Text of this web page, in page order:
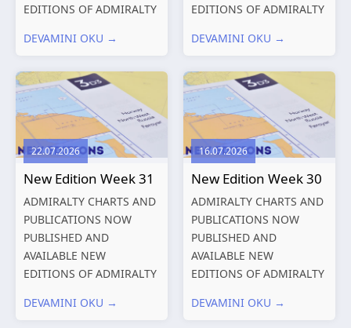
EDITIONS OF ADMIRALTY
PUBLICATIONS New
Charts published 13
August 2026 Chart
Title, limits
and other remarks
319
International chart
DEVAMINI OKU →
EDITIONS OF ADMIRALTY
PUBLICATIONS New
Charts published 06
August 2026 Chart Title,
limits and other remarks
1602 China – Chang...
DEVAMINI OKU →
22.07.2026
New Edition Week 31
ADMIRALTY CHARTS AND
PUBLICATIONS NOW
PUBLISHED AND
AVAILABLE NEW
EDITIONS OF ADMIRALTY
PUBLICATIONS New
DEVAMINI OKU →
16.07.2026
New Edition Week 30
ADMIRALTY CHARTS AND
PUBLICATIONS NOW
PUBLISHED AND
AVAILABLE NEW
EDITIONS OF ADMIRALTY
PUBLICATIONS New
DEVAMINI OKU →